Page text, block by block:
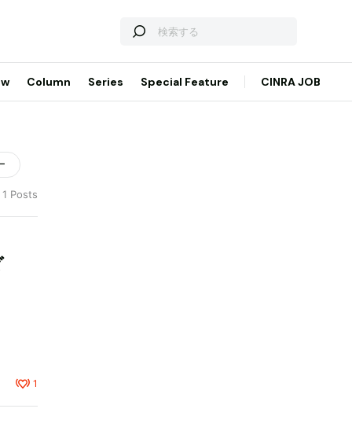
Column Series Special Feature CINRA JOB
Posts
1